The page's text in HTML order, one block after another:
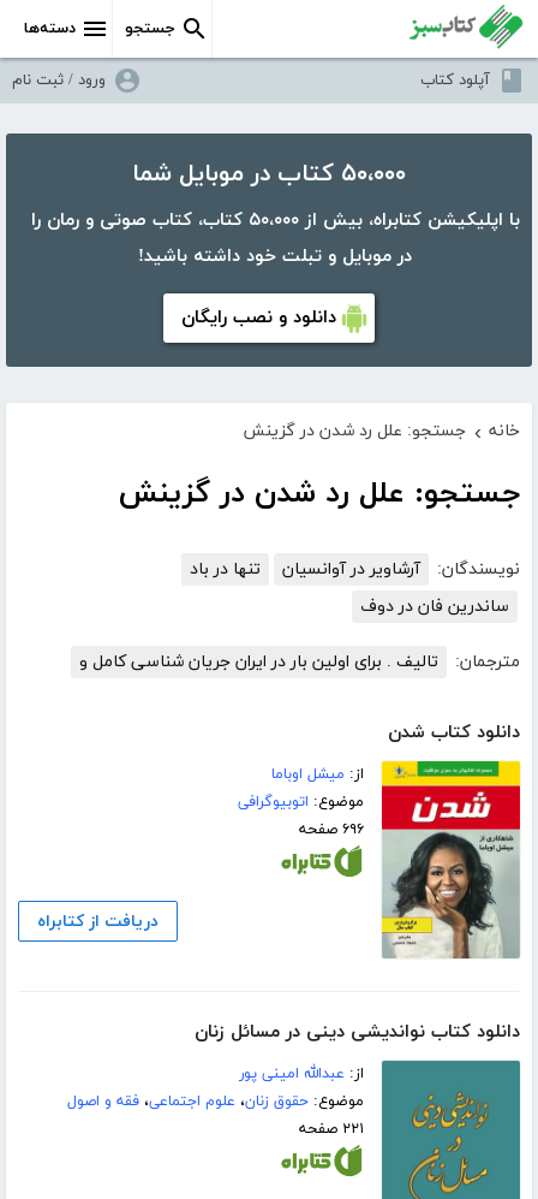
دسته‌ها جستجو
آپلود کتاب ورود / ثبت نام
۵۰،۰۰۰ کتاب در موبایل شما
با اپلیکیشن کتابراه، بیش از ۵۰،۰۰۰ کتاب، کتاب صوتی و رمان را
در موبایل و تبلت خود داشته باشید!
دانلود و نصب رایگان
خانه › جستجو: علل رد شدن در گزینش
جستجو: علل رد شدن در گزینش
نویسندگان: آرشاویر در آوانسیان
تنها در باد
ساندرین فان در دوف
مترجمان: تالیف . برای اولین بار در ایران جریان شناسی کامل و
دانلود کتاب شدن
از: میشل اوباما
موضوع: اتوبیوگرافی
۶۹۶ صفحه
دریافت از کتابراه
دانلود کتاب نواندیشی دینی در مسائل زنان
از: عبدالله امینی پور
موضوع:حقوق زنان، علوم اجتماعی،فقه و اصول
۲۲۱ صفحه